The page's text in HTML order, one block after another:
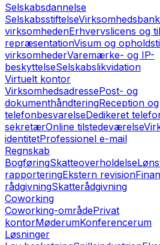
Selskabsdannelse
Selskabsstiftelse
virksomhedenErhvervslicens og
repræsentationVisum og
virksomhederVaremærke- og IP-
beskyttelseSelskabslikvidation
Virtuelt kontor
VirksomhedsadressePost- og
dokumenthåndteringReception og
telefonbesvarelseDedikeret
sekretærOnline tilstedeværelse
identitetProfessionel e-mail
Regnskab
BogføringSkatteoverholdelse
rapporteringEkstern revision
rådgivningSkatterådgivning
Coworking
Coworking-områdePrivat
kontorMøderumKonferencerum
Løsninger